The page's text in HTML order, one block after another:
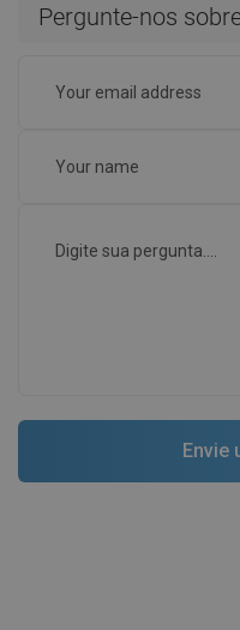
Pergunte-nos